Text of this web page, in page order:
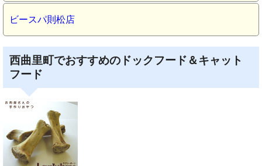
ビースパ則松店
西曲里町でおすすめのドックフード＆キャット
フード